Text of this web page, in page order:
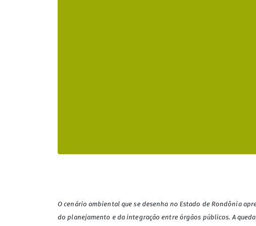
O cenário ambiental que se desenha no Estado de Rondônia
do planejamento e da integração entre órgãos públicos. A